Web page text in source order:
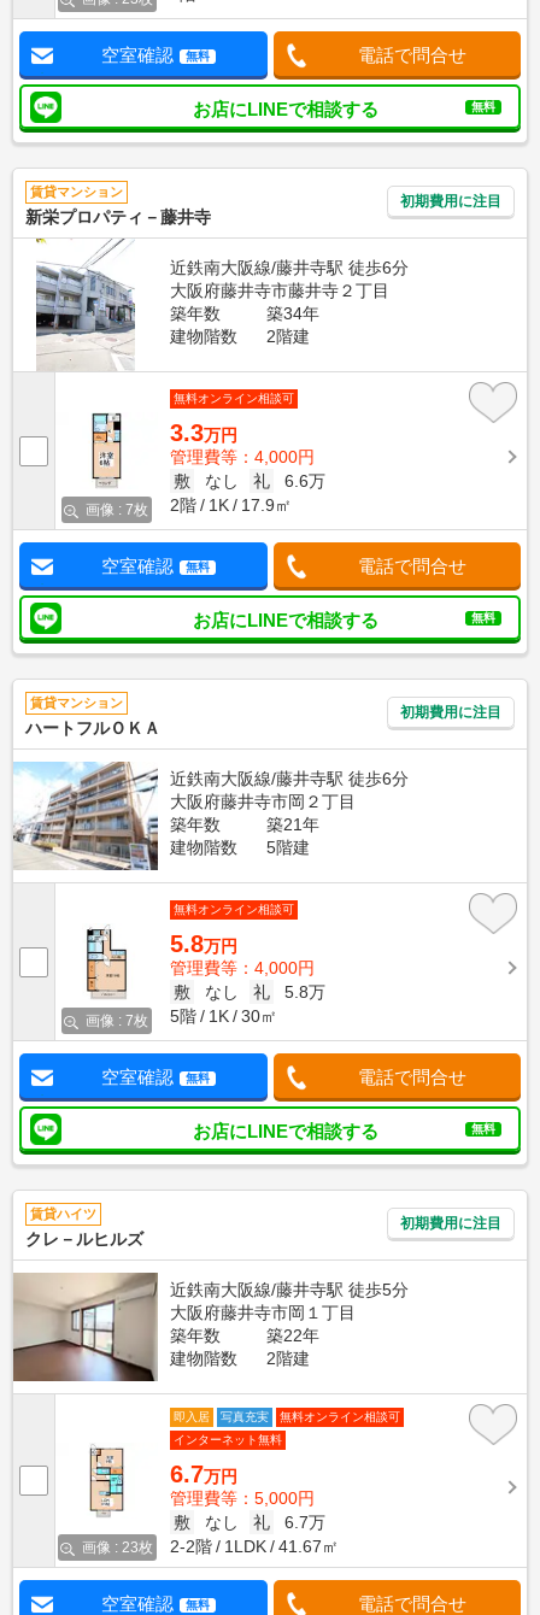
空室確認 無料 電話で問合せ
お店にLINEで相談する 無料
賃貸マンション
新栄プロパティ－藤井寺
初期費用に注目
近鉄南大阪線/藤井寺駅 徒歩6分
大阪府藤井寺市藤井寺２丁目
築年数
築34年
建物階数
2階建
画像 : 7枚
無料オンライン相談可
3.3万円
管理費等：4,000円
敷
なし 礼
6.6万
2階
1K 17.9㎡
空室確認 無料 電話で問合せ
お店にLINEで相談する 無料
賃貸マンション
ハートフルＯＫＡ
初期費用に注目
近鉄南大阪線/藤井寺駅 徒歩6分
大阪府藤井寺市岡２丁目
築年数
築21年
建物階数
5階建
画像 : 7枚
無料オンライン相談可
5.8万円
管理費等：4,000円
敷
なし 礼
5.8万
5階
1K 30㎡
空室確認 無料 電話で問合せ
お店にLINEで相談する 無料
賃貸ハイツ
クレ－ルヒルズ
初期費用に注目
近鉄南大阪線/藤井寺駅 徒歩5分
大阪府藤井寺市岡１丁目
築年数
築22年
建物階数
2階建
画像 : 23枚
即入居 写真充実
無料オンライン相談可
インターネット無料
6.7万円
管理費等：5,000円
敷
なし 礼
6.7万
2-2階
1LDK 41.67㎡
空室確認 無料 電話で問合せ